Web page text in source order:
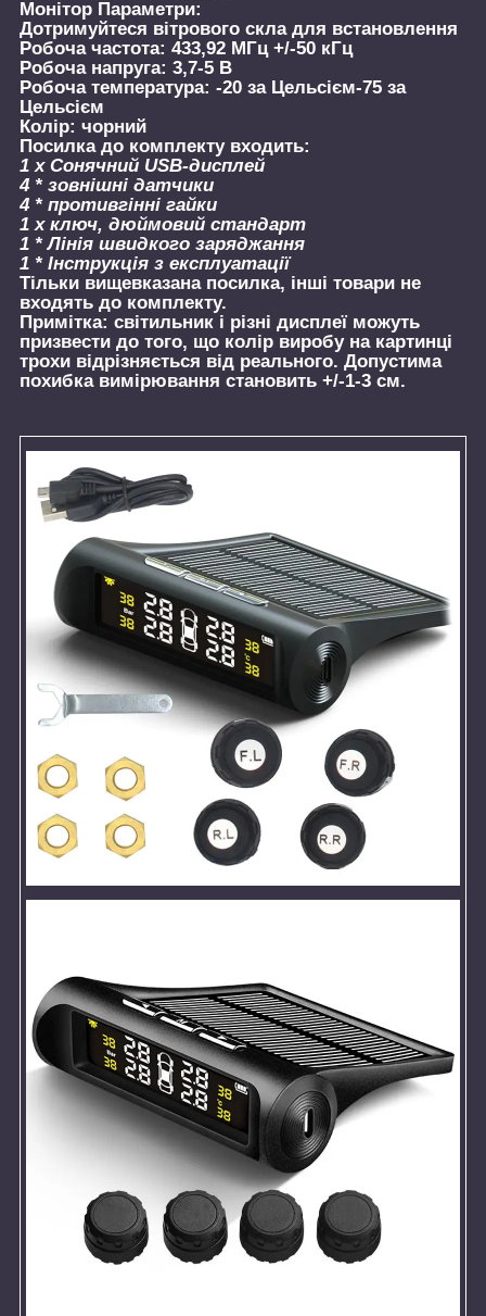
Монітор Параметри:
Дотримуйтеся вітрового скла для встановлення
Робоча частота: 433,92 МГц +/-50 кГц
Робоча напруга: 3,7-5 В
Робоча температура: -20 за Цельсієм-75 за
Цельсієм
Колір: чорний
Посилка до комплекту входить:
1 х Сонячний USB-дисплей
4 * зовнішні датчики
4 * противгінні гайки
1 х ключ, дюймовий стандарт
1 * Лінія швидкого заряджання
1 * Інструкція з експлуатації
Тільки вищевказана посилка, інші товари не
входять до комплекту.
Примітка: світильник і різні дисплеї можуть
призвести до того, що колір виробу на картинці
трохи відрізняється від реального. Допустима
похибка вимірювання становить +/-1-3 см.